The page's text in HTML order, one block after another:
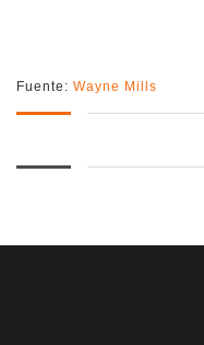
Fuente: Wayne Mills